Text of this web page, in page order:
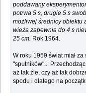
poddawany
potrwa 5 s, drugie 5 s
możliwej średnicy obiektu
wieża zapewnia do 4 s
25 cm. Rok 1964.
W roku 1959 świat miał
"sputników"...
aż tak źle, czy aż tak
spodu i dlatego na